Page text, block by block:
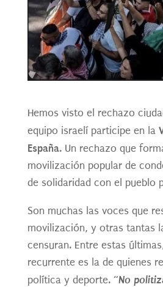
Hemos visto el rechazo
equipo israelí participe en la
España. Un rechazo que
movilización popular de
de solidaridad con el pueblo
Son muchas las voces que
movilización, y otras tantas
censuran. Entre estas
recurrente es la de quienes
política y deporte. “No